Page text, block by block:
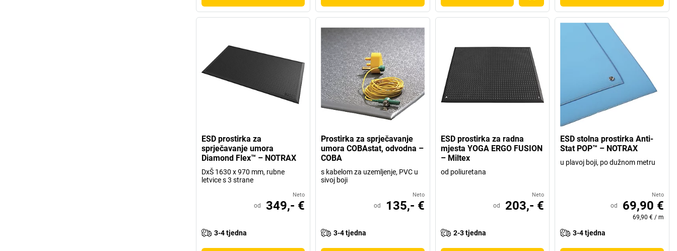
ESD prostirka za
sprječavanje umora
Diamond Flex™ – NOTRAX
DxŠ 1630 x 970 mm, rubne
letvice s 3 strane
Neto
od 349,- €
3-4 tjedna
Prostirka za sprječavanje
umora COBAstat, odvodna –
COBA
s kabelom za uzemljenje, PVC u
sivoj boji
Neto
od 135,- €
3-4 tjedna
ESD prostirka za radna
mjesta YOGA ERGO FUSION
– Miltex
od poliuretana
Neto
od 203,- €
2-3 tjedna
ESD stolna prostirka Anti-
Stat POP™ – NOTRAX
u plavoj boji, po dužnom metru
Neto
od 69,90 €
69,90 € / m
3-4 tjedna